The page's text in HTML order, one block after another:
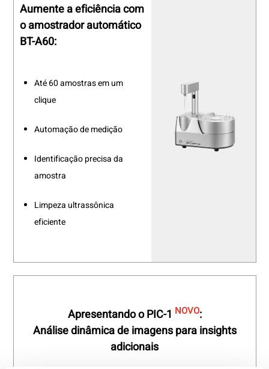
Aumente a eficiência com
o amostrador automático
BT-A60:
Até 60 amostras em um
clique
Automação de medição
Identificação precisa da
amostra
Limpeza ultrassônica
eficiente
Apresentando o PIC-1 NOVO:
Análise dinâmica de imagenspara insights
adicionais